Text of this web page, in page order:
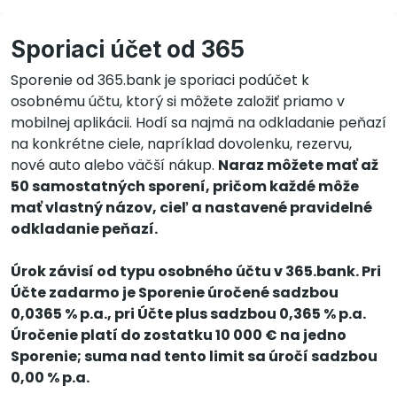
Sporiaci účet od 365
Sporenie od 365.bank je sporiaci podúčet k
osobnému účtu, ktorý si môžete založiť priamo v
mobilnej aplikácii. Hodí sa najmä na odkladanie peňazí
na konkrétne ciele, napríklad dovolenku, rezervu,
nové auto alebo väčší nákup. Naraz môžete mať až
50 samostatných sporení, pričom každé môže
mať vlastný názov, cieľ a nastavené pravidelné
odkladanie peňazí.
Úrok závisí od typu osobného účtu v 365.bank. Pri
Účte zadarmo je Sporenie úročené sadzbou
0,0365 % p.a., pri Účte plus sadzbou 0,365 % p.a.
Úročenie platí do zostatku 10 000 € na jedno
Sporenie; suma nad tento limit sa úročí sadzbou
0,00 % p.a.